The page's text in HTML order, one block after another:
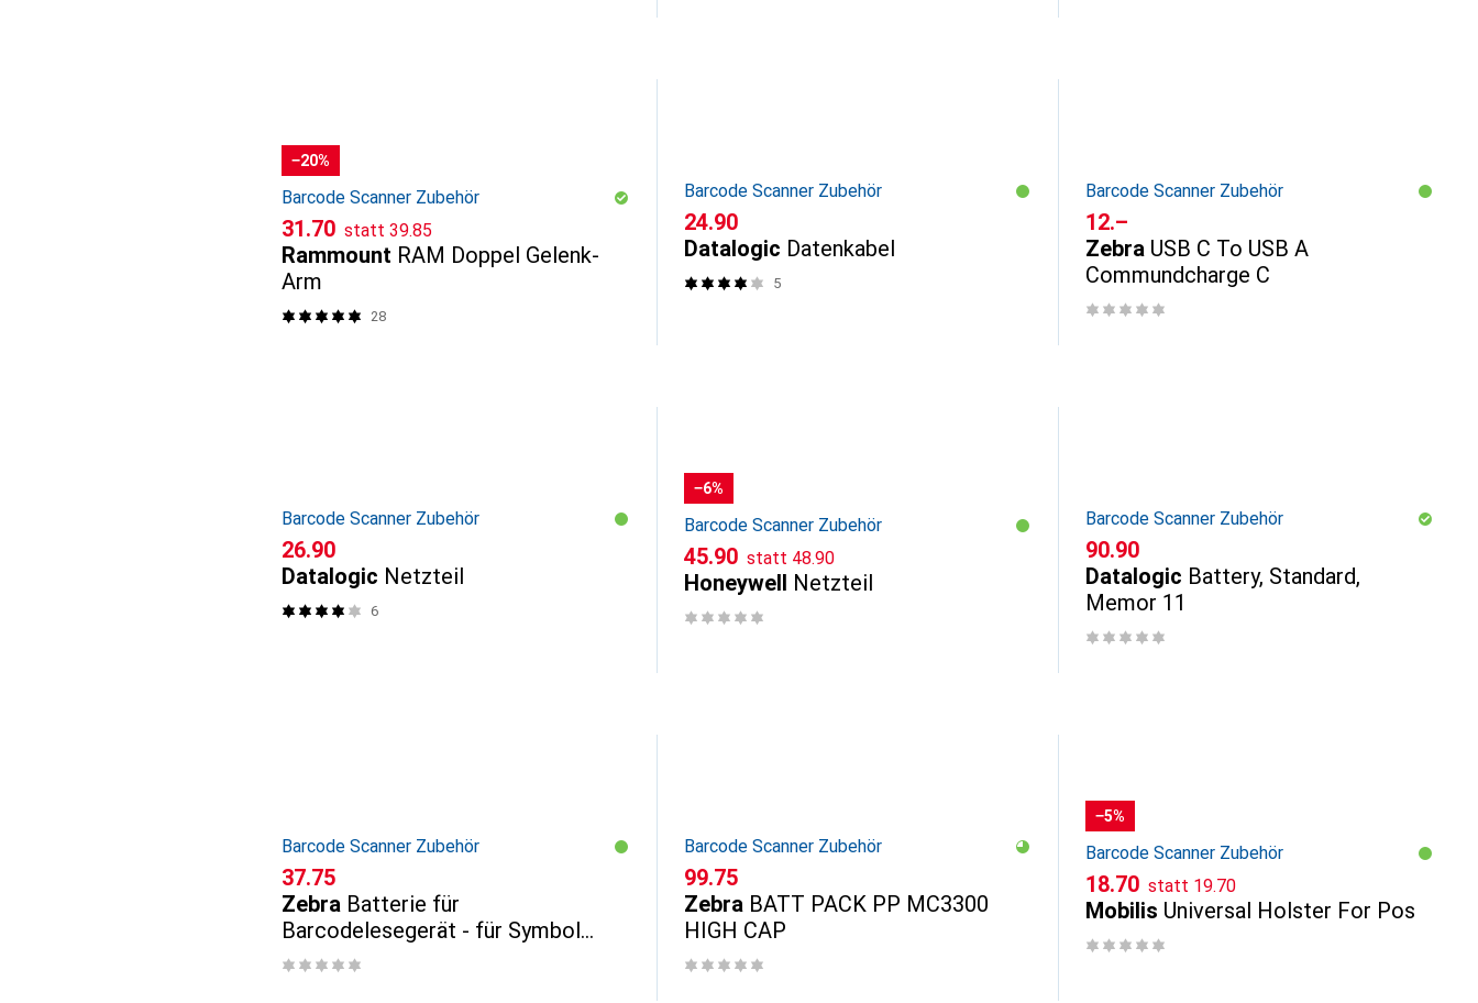
−20%
Barcode Scanner Zubehör
CHF
31.70 statt CHF
39.85
Rammount RAM Doppel Gelenk-
Arm
28
Barcode Scanner Zubehör
CHF
24.90
Datalogic Datenkabel
5
Barcode Scanner Zubehör
CHF
12.–
Zebra USB C To USB A
Commundcharge C
Barcode Scanner Zubehör
CHF
26.90
Datalogic Netzteil
6
−6%
Barcode Scanner Zubehör
CHF
45.90 statt CHF
48.90
Honeywell Netzteil
Barcode Scanner Zubehör
CHF
90.90
Datalogic Battery, Standard,
Memor 11
Barcode Scanner Zubehör
CHF
37.75
Zebra Batterie für
Barcodelesegerät - für Symbol
DS6878-SR, LS4278
Barcode Scanner Zubehör
CHF
99.75
Zebra BATT PACK PP MC3300
HIGH CAP
−5%
Barcode Scanner Zubehör
CHF
18.70 statt CHF
19.70
Mobilis Universal Holster For Pos